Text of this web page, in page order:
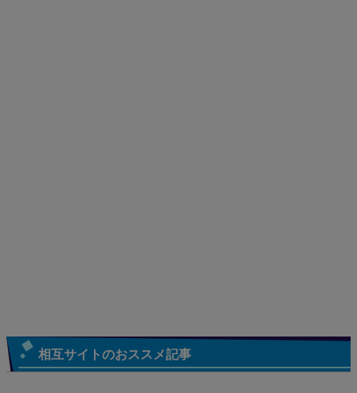
相互サイトのおススメ記事